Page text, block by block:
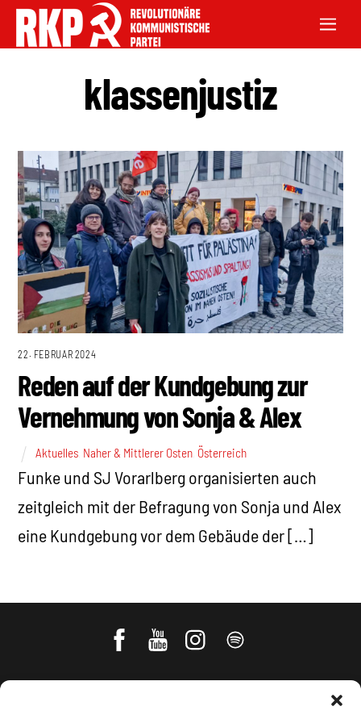
klassenjustiz
22. FEBRUAR 2024
Reden auf der Kundgebung zur
Vernehmung von Sonja & Alex
Aktuelles Naher & Mittlerer Osten Österreich
Funke und SJ Vorarlberg organisierten auch
zeitgleich mit der Befragung von Sonja und Alex
eine Kundgebung vor dem Gebäude der […]